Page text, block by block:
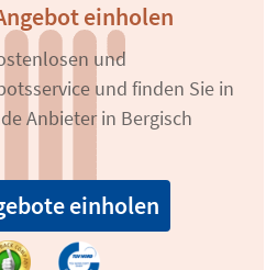
einholen
und
und finden Sie in
Anbieter in Bergisch
einholen